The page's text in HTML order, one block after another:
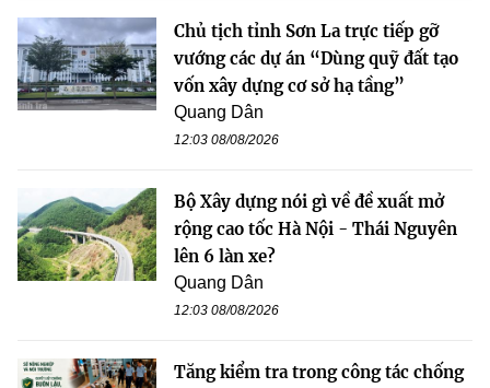
Chủ tịch tỉnh Sơn La trực tiếp gỡ
vướng các dự án “Dùng quỹ đất tạo
vốn xây dựng cơ sở hạ tầng”
Quang Dân
12:03 08/08/2026
Bộ Xây dựng nói gì về đề xuất mở
rộng cao tốc Hà Nội - Thái Nguyên
lên 6 làn xe?
Quang Dân
12:03 08/08/2026
Tăng kiểm tra trong công tác chống